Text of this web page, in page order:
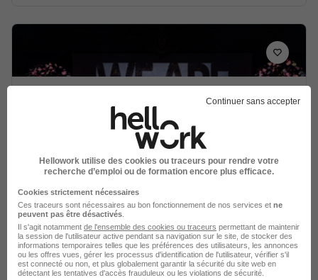
Indépendant
60 000 - 199 999 € / an
Voir l’offre
Continuer sans accepter
Hellowork utilise des cookies ou traceurs pour rendre votre
recherche d’emploi ou de formation encore plus efficace.
Cookies strictement nécessaires
Ces traceurs sont nécessaires au bon fonctionnement de nos services et ne
peuvent pas être désactivés
Il s'agit notamment de l'ensemble des cookies ou traceurs permettant de maintenir
la session de l'utilisateur active pendant sa navigation sur le site, de stocker des
informations temporaires telles que les préférences des utilisateurs, les annonces
ou les offres vues, gérer les processus d'identification de l'utilisateur, vérifier s'il
est connecté ou non, et plus globalement garantir la sécurité du site web en
détectant les tentatives d'accès frauduleux ou les violations de sécurité.